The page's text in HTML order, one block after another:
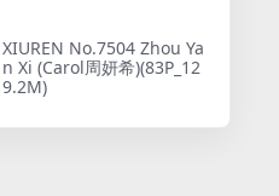
XIUREN No.7504 Zhou Ya
n Xi (Carol周妍希)(83P_12
9.2M)